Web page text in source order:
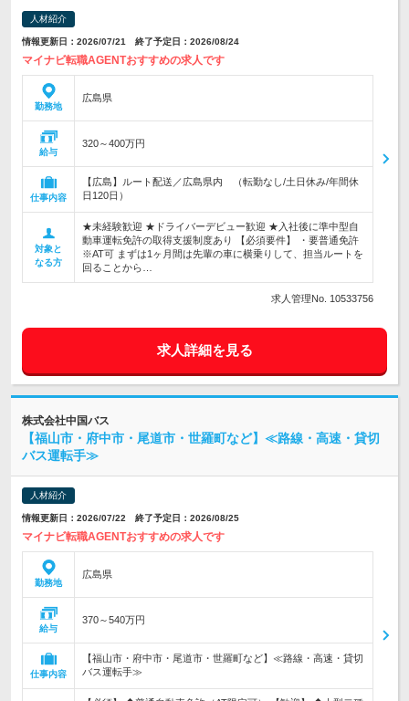
人材紹介
情報更新日：2026/07/21 終了予定日：2026/08/24
マイナビ転職AGENTおすすめの求人です
勤務地
広島県
給与
320～400万円
仕事内容
【広島】ルート配送／広島県内 （転勤なし/土日休み/年間休
日120日）
対象と
なる方
★未経験歓迎 ★ドライバーデビュー歓迎 ★入社後に準中型自
動車運転免許の取得支援制度あり 【必須要件】 ・要普通免許
※AT可 まずは1ヶ月間は先輩の車に横乗りして、担当ルートを
回ることから…
求人管理No. 10533756
求人詳細を見る
株式会社中国バス
【福山市・府中市・尾道市・世羅町など】≪路線・高速・貸切
バス運転手≫
人材紹介
情報更新日：2026/07/22 終了予定日：2026/08/25
マイナビ転職AGENTおすすめの求人です
勤務地
広島県
給与
370～540万円
仕事内容
【福山市・府中市・尾道市・世羅町など】≪路線・高速・貸切
バス運転手≫